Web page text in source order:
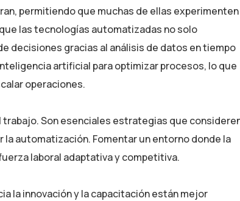
permitiendo que muchas de ellas experimenten
las tecnologías automatizadas no solo
decisiones gracias al análisis de datos en tiempo
artificial para optimizar procesos, lo que
operaciones.
Son esenciales estrategias que
automatización. Fomentar un entorno donde la
laboral adaptativa y competitiva.
la innovación y la capacitación están mejor